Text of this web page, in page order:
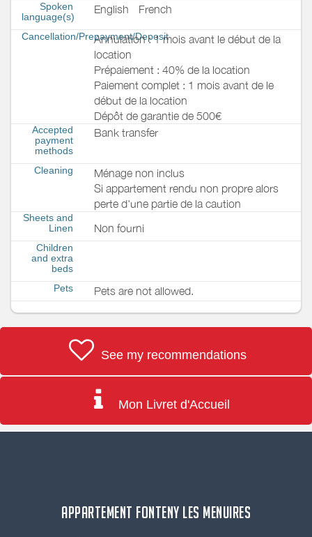
Spoken
language(s)
English French
Cancellation/Prepayment/DepositAnnulation : 1 mois avant le début de la
location
Prépaiement : 40% de la location
Paiement complet : 1 mois avant de le
début de la location
Dépôt de garantie de 500€
Accepted
payment
methods
Bank transfer
Cleaning
Ménage non inclus
Si appartement rendu non propre alors
perte d'une partie de la caution
Sheets and
Linen
Non fourni
Children
and extra
beds
Pets
Pets are not allowed.
See my recommendations
Mon Livret d'Accueil
APPARTEMENT FONTENY LES MENUIRES